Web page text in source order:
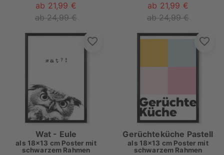
ab 21,99 €
ab 24,99 €
ab 21,99 €
ab 24,99 €
Wat - Eule
als 18x13 cm Poster mit
schwarzem Rahmen
Gerüchteküche Pastell
als 18x13 cm Poster mit
schwarzem Rahmen